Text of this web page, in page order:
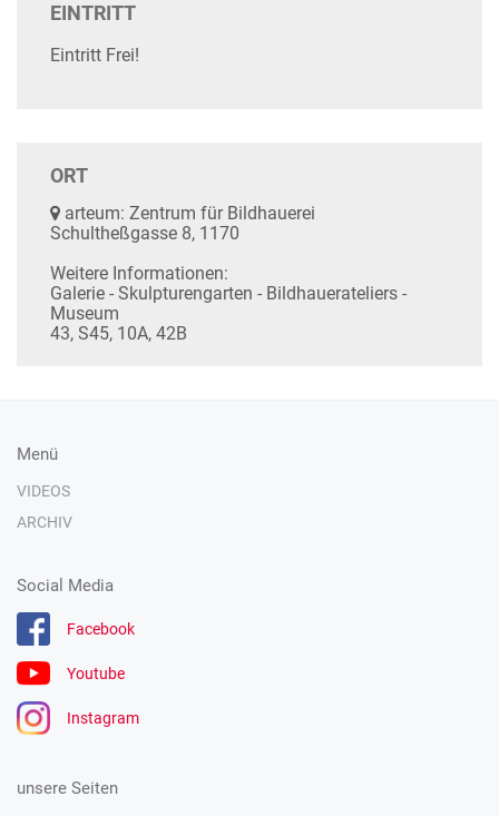
EINTRITT
Eintritt Frei!
ORT
arteum: Zentrum für Bildhauerei
Schultheßgasse 8, 1170
Weitere Informationen:
Galerie - Skulpturengarten - Bildhauerateliers -
Museum
43, S45, 10A, 42B
Menü
VIDEOS
ARCHIV
Social Media
Facebook
Youtube
Instagram
unsere Seiten